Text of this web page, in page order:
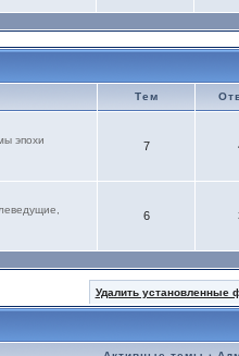
Тем
эпохи
7
6
Удалить установленные